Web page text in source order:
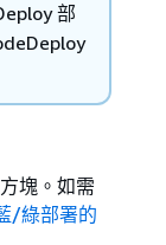
部
塊。如需
/綠部署的